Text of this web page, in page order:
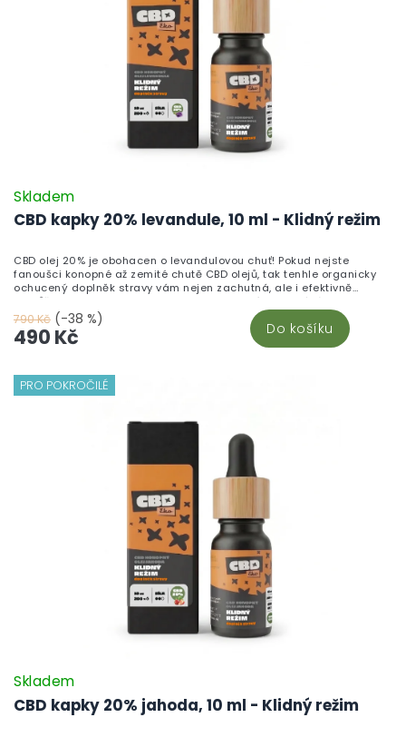
CBD kapky 20% levandule, 10 ml - Klidný režim
Skladem
790 Kč (-38 %)
490 Kč Do košíku
CBD olej 20% je obohacen o levandulovou chuť! Pokud nejste
fanoušci konopné až zemité chutě CBD olejů, tak tenhle organicky
ochucený doplněk stravy vám nejen zachutná, ale i efektivně
pomůže! Jedna kapka obsahuje 8mg aktivní konopné látky - CBD.
Vhodná volba pro citlivé jedince, začínající i dlouhodobější
uživatele CBD.
PRO POKROČILÉ
CBD kapky 20% jahoda, 10 ml - Klidný režim
Skladem